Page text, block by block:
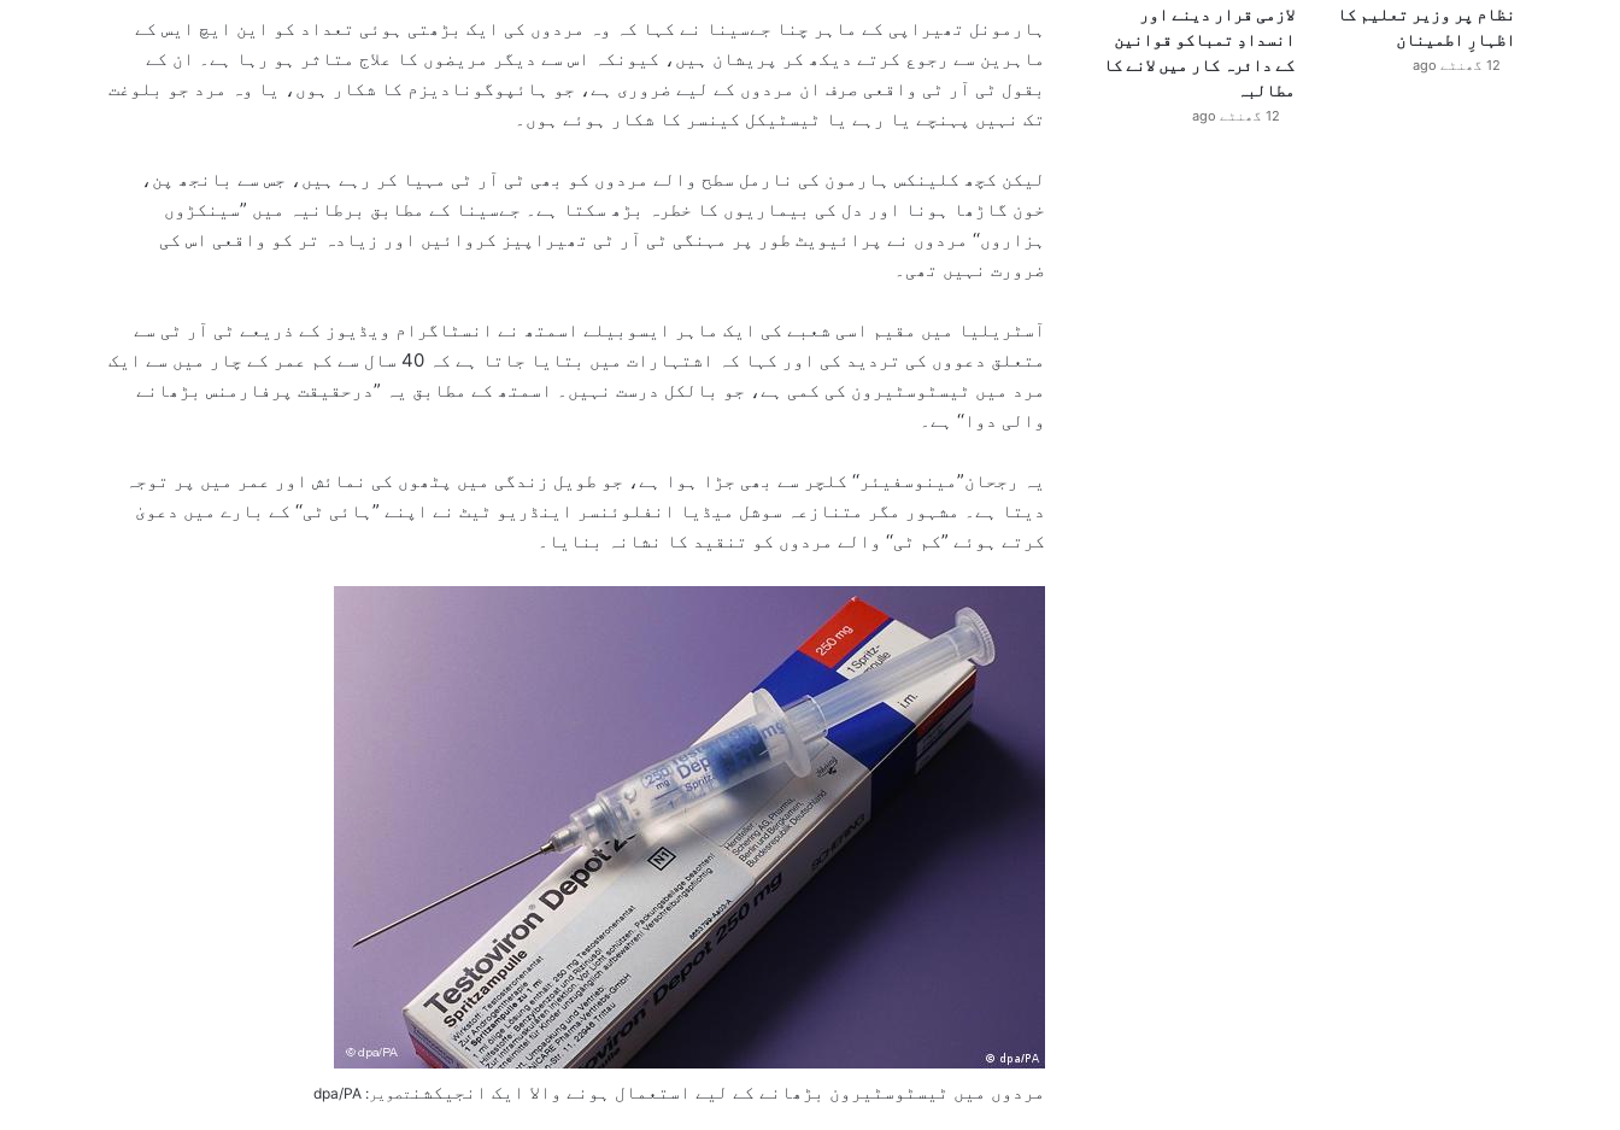
ہارمونل تھیراپی کے ماہر چنا جےسینا نے کہا کہ وہ مردوں کی ایک بڑھتی ہوئی تعداد کو این ایچ ایس کے
ماہرین سے رجوع کرتے دیکھ کر پریشان ہیں، کیونکہ اس سے دیگر مریضوں کا علاج متاثر ہو رہا ہے۔ ان کے
بقول ٹی آر ٹی واقعی صرف ان مردوں کے لیے ضروری ہے، جو ہائپوگونادیزم کا شکار ہوں، یا وہ مرد جو بلوغت
تک نہیں پہنچے یا رہے یا ٹیسٹیکل کینسر کا شکار ہوئے ہوں۔
لیکن کچھ کلینکس ہارمون کی نارمل سطح والے مردوں کو بھی ٹی آر ٹی مہیا کر رہے ہیں، جس سے بانجھ پن،
خون گاڑھا ہونا اور دل کی بیماریوں کا خطرہ بڑھ سکتا ہے۔ جےسینا کے مطابق برطانیہ میں ”سینکڑوں
ہزاروں‘‘ مردوں نے پرائیویٹ طور پر مہنگی ٹی آر ٹی تھیراپیز کروائیں اور زیادہ تر کو واقعی اس کی
ضرورت نہیں تھی۔
آسٹریلیا میں مقیم اسی شعبے کی ایک ماہر ایسوبیلے اسمتھ نے انسٹاگرام ویڈیوز کے ذریعے ٹی آر ٹی سے
متعلق دعووں کی تردید کی اور کہا کہ اشتہارات میں بتایا جاتا ہے کہ 40 سال سے کم عمر کے چار میں سے ایک
مرد میں ٹیسٹوسٹیرون کی کمی ہے، جو بالکل درست نہیں۔ اسمتھ کے مطابق یہ ”درحقیقت پرفارمنس بڑھانے
والی دوا‘‘ ہے۔
یہ رجحان”مینوسفیئر‘‘ کلچر سے بھی جڑا ہوا ہے، جو طویل زندگی میں پٹھوں کی نمائش اور عمر میں پر توجہ
دیتا ہے۔ مشہور مگر متنازعہ سوشل میڈیا انفلوئنسر اینڈریو ٹیٹ نے اپنے ”ہائی ٹی‘‘ کے بارے میں دعویٰ
کرتے ہوئے ”کم ٹی‘‘ والے مردوں کو تنقید کا نشانہ بنایا۔
مردوں میں ٹیسٹوسٹیرون بڑھانے کے لیے استعمال ہونے والا ایک انجیکشن تصویر: dpa/PA
نظام پر وزیر تعلیم کا
اظہارِ اطمینان
12 گھنٹے ago
لازمی قرار دینے اور
انسدادِ تمباکو قوانین
کے دائرہ کار میں لانے کا
مطالبہ
12 گھنٹے ago